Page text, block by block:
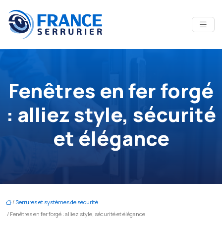
Fenêtres en fer forgé
: alliez style, sécurité
et élégance
/ Serrures et systèmes de sécurité
/ Fenêtres en fer forgé : alliez style, sécurité et élégance